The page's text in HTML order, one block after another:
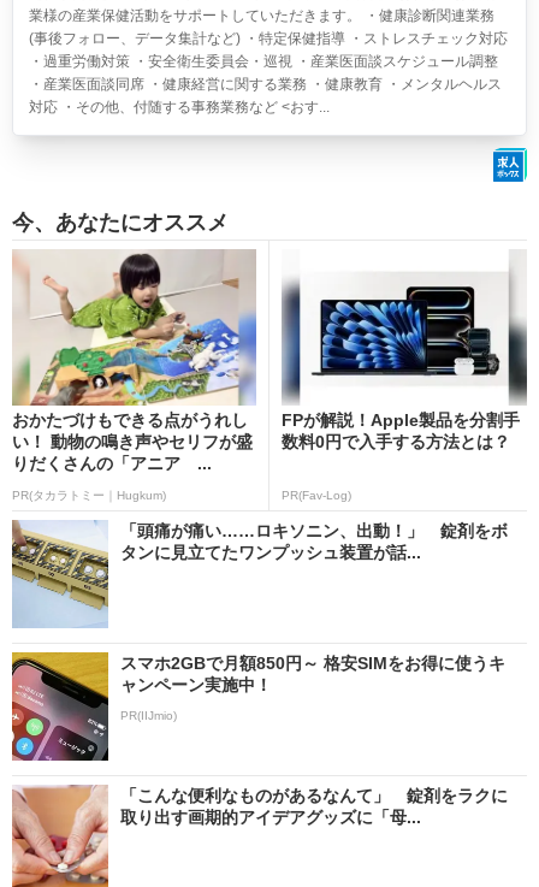
業様の産業保健活動をサポートしていただきます。 ・健康診断関連業務
(事後フォロー、データ集計など) ・特定保健指導 ・ストレスチェック対応
・過重労働対策 ・安全衛生委員会・巡視 ・産業医面談スケジュール調整
・産業医面談同席 ・健康経営に関する業務 ・健康教育 ・メンタルヘルス
対応 ・その他、付随する事務業務など <おす...
今、あなたにオススメ
おかたづけもできる点がうれし
い！ 動物の鳴き声やセリフが盛
りだくさんの「アニア ...
PR(タカラトミー｜Hugkum)
FPが解説！Apple製品を分割手
数料0円で入手する方法とは？
PR(Fav-Log)
「頭痛が痛い……ロキソニン、出動！」 錠剤をボ
タンに見立てたワンプッシュ装置が話...
スマホ2GBで月額850円～ 格安SIMをお得に使うキ
ャンペーン実施中！
PR(IIJmio)
「こんな便利なものがあるなんて」 錠剤をラクに
取り出す画期的アイデアグッズに「母...